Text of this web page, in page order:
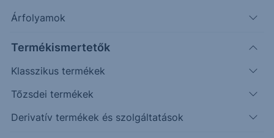
Árfolyamok
Termékismertetők
Klasszikus termékek
Tőzsdei termékek
Derivatív termékek és szolgáltatások
Véletlenszerű Csökkenés